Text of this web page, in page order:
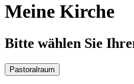
Meine Kirche
Bitte wählen Sie
Pastoralraum